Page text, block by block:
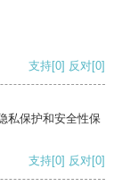
支持[0] 反对[0]
私保护和安全性保
支持[0] 反对[0]